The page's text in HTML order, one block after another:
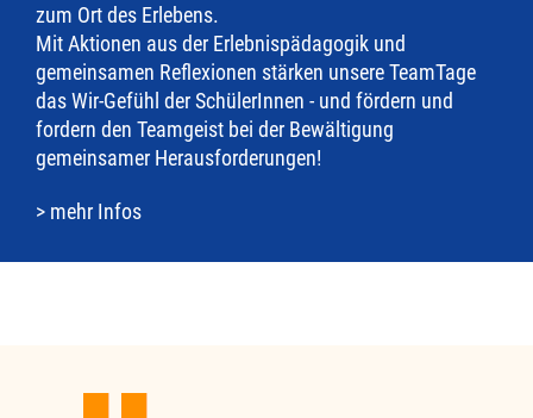
zum Ort des Erlebens.
Mit Aktionen aus der Erlebnispädagogik und
gemeinsamen Reflexionen stärken unsere TeamTage
das Wir-Gefühl der SchülerInnen - und fördern und
fordern den Teamgeist bei der Bewältigung
gemeinsamer Herausforderungen!
> mehr Infos